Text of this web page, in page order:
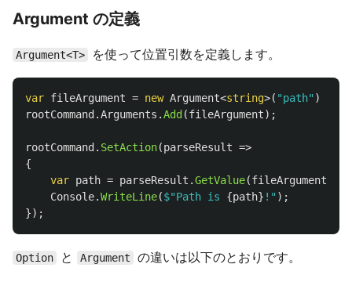
Argument の定義
Argument<T> を使って位置引数を定義します。
var fileArgument = new Argument<string>( "path" )
rootCommand .Arguments .Add (fileArgument);
rootCommand . SetAction(parseResult =>
{
var path = parseResult .GetValue(fileArgument
Console.WriteLine($"Path is {path} !" );
});
Option と Argument の違いは以下のとおりです。